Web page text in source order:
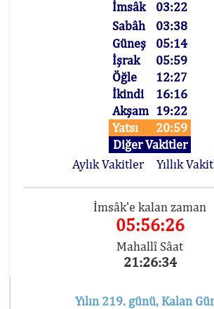
İmsâk
03:22
Sabâh
03:38
Güneş
05:14
İşrak
05:59
Öğle
12:27
İkindi
16:16
Akşam 19:22
Yatsı
20:59
Diğer Vakitler
Aylık Vakitler
Yıllık
İmsâk'e kalan zaman
05:56:26
Mahallî Sâat
21:26:34
Yılın 219. günü, Kalan